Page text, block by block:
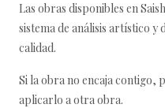
Las obras disponibles en
sistema de análisis artístico y
calidad.
Si la obra no encaja
aplicarlo a otra obra.